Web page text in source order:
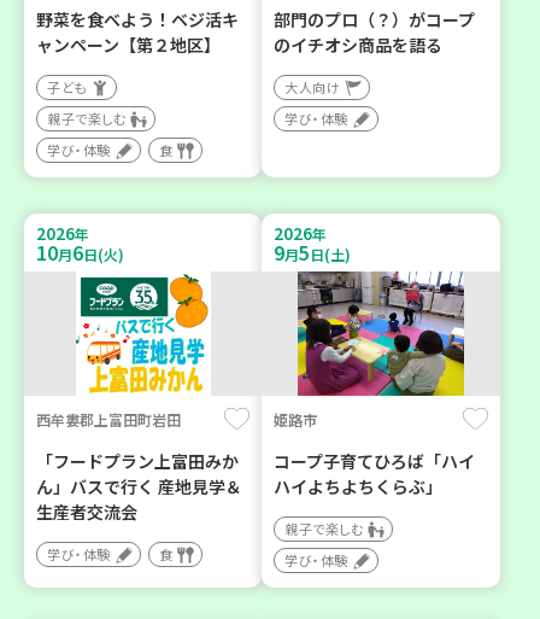
野菜を食べよう！ベジ活キ
ャンペーン【第２地区】
子ども
親子で楽しむ
学び・体験
食
部門のプロ（？）がコープ
のイチオシ商品を語る
大人向け
学び・体験
2026年
10月6日(火)
西牟婁郡上富田町岩田
「フードプラン上富田みか
ん」バスで行く 産地見学＆
生産者交流会
学び・体験 食
2026年
9月5日(土)
姫路市
コープ子育てひろば「ハイ
ハイよちよちくらぶ」
親子で楽しむ
学び・体験